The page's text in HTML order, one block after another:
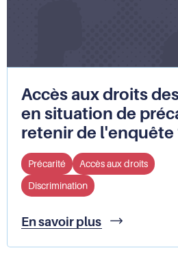
Accès aux droits
en situation de
retenir de l'enquête
Précarité
Accès aux droits
Discrimination
En savoir plus
Accès
droits